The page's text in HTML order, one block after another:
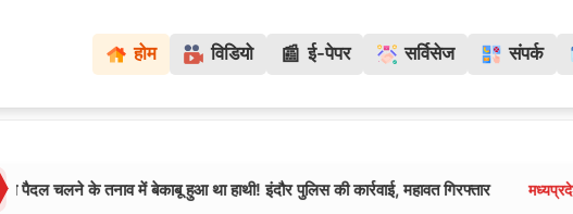
होम विडियो 📰 ई-पेपर सर्विसेज संपर्क
में बेकाबू हुआ था हाथी! इंदौर पुलिस की कार्रवाई, महावत गिरफ्तार मध्यप्रदेश: